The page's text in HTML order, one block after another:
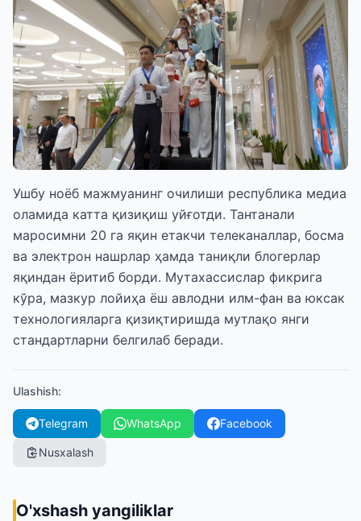
Ушбу ноёб мажмуанинг очилиши республика медиа
оламида катта қизиқиш уйғотди. Тантанали
маросимни 20 га яқин етакчи телеканаллар, босма
ва электрон нашрлар ҳамда таниқли блогерлар
яқиндан ёритиб борди. Мутахассислар фикрига
кўра, мазкур лойиҳа ёш авлодни илм-фан ва юксак
технологияларга қизиқтиришда мутлақо янги
стандартларни белгилаб беради.
Ulashish:
Telegram WhatsApp Facebook
Nusxalash
O'xshash yangiliklar